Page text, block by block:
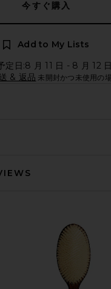
今すぐ購入
Add to My Lists
定日:8 月 11 日 - 8 月 12 日
& 返品 未開封かつ未使用の